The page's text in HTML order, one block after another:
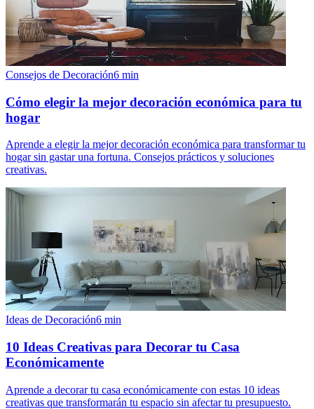
Consejos de Decoración6 min
Cómo elegir la mejor decoración económica para tu
hogar
Aprende a elegir la mejor decoración económica para transformar tu
hogar sin gastar una fortuna. Consejos prácticos y soluciones
creativas.
Ideas de Decoración6 min
10 Ideas Creativas para Decorar tu Casa
Económicamente
Aprende a decorar tu casa económicamente con estas 10 ideas
creativas que transformarán tu espacio sin afectar tu presupuesto.